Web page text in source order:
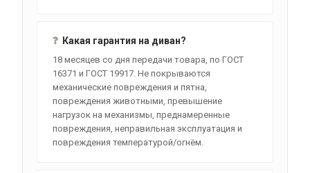
❓ Какая гарантия на диван?
18 месяцев со дня передачи товара, по ГОСТ
16371 и ГОСТ 19917. Не покрываются
механические повреждения и пятна,
повреждения животными, превышение
нагрузок на механизмы, преднамеренные
повреждения, неправильная эксплуатация и
повреждения температурой/огнём.